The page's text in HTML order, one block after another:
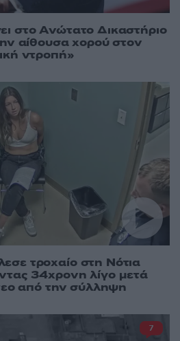
στο Ανώτατο Δικαστήριο
αίθουσα χορού στον
ντροπή»
τροχαίο στη Νότια
34χρονη λίγο μετά
από την σύλληψη
7